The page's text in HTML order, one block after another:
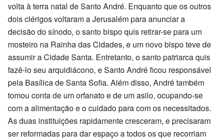
volta à terra natal de Santo André. Enquanto que os outros
dois clérigos voltaram a Jerusalém para anunciar a
decisão do sínodo, o santo bispo quis retirar-se para um
mosteiro na Rainha das Cidades, e um novo bispo teve de
assumir a Cidade Santa. Entretanto, o santo patriarca quis
fazê-lo seu arquidiácono, e Santo André ficou responsável
pela Basílica de Santa Sofia. Além disso, André também
tomou conta de um orfanato e de um asilo, ocupando-se
com a alimentação e o cuidado para com os necessitados.
As duas instituições rapidamente cresceram, e precisaram
ser reformadas para dar espaço a todos os que recorriam